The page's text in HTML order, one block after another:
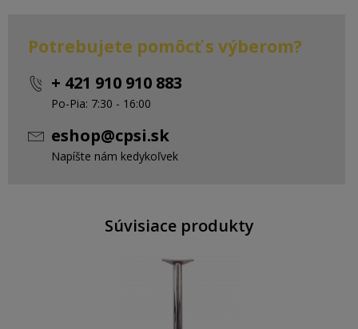
Potrebujete pomôcť s výberom?
+ 421 910 910 883
Po-Pia: 7:30 - 16:00
eshop@cpsi.sk
Napíšte nám kedykoľvek
Súvisiace produkty